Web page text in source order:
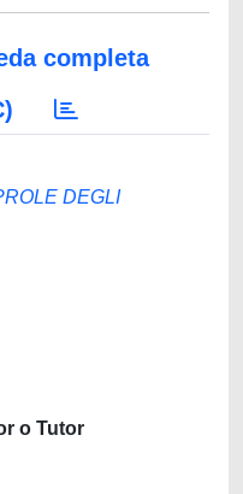
completa
DEGLI
o Tutor